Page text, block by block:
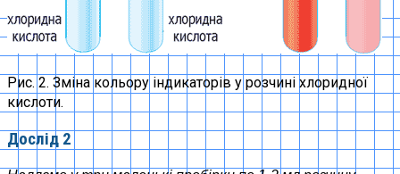
Рис. 2. Зміна кольору індикаторів у розчині хлоридної
кислоти.
Дослід 2